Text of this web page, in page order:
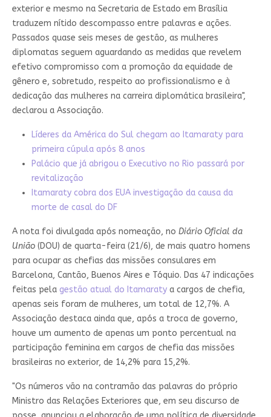
exterior e mesmo na Secretaria de Estado em Brasília
traduzem nítido descompasso entre palavras e ações.
Passados quase seis meses de gestão, as mulheres
diplomatas seguem aguardando as medidas que revelem
efetivo compromisso com a promoção da equidade de
gênero e, sobretudo, respeito ao profissionalismo e à
dedicação das mulheres na carreira diplomática brasileira",
declarou a Associação.
Líderes da América do Sul chegam ao Itamaraty para
primeira cúpula após 8 anos
Palácio que já abrigou o Executivo no Rio passará por
revitalização
Itamaraty cobra dos EUA investigação da causa da
morte de casal do DF
A nota foi divulgada após nomeação, no Diário Oficial da
União(DOU) de quarta-feira (21/6), de mais quatro homens
para ocupar as chefias das missões consulares em
Barcelona, Cantão, Buenos Aires e Tóquio. Das 47 indicações
feitas pela gestão atual do Itamaratya cargos de chefia,
apenas seis foram de mulheres, um total de 12,7%. A
Associação destaca ainda que, após a troca de governo,
houve um aumento de apenas um ponto percentual na
participação feminina em cargos de chefia das missões
brasileiras no exterior, de 14,2% para 15,2%.
"Os números vão na contramão das palavras do próprio
Ministro das Relações Exteriores que, em seu discurso de